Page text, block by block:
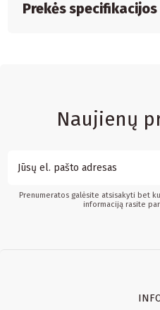
Prekės specifikacijos
Naujienų
Prenumeratos galėsite atsisakyti bet
informaciją rasite